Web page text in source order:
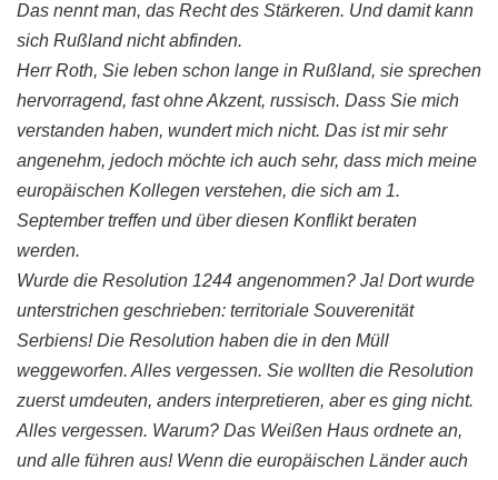
Das nennt man, das Recht des Stärkeren. Und damit kann
sich Rußland nicht abfinden.
HerrRoth, Sie leben schon lange in Rußland, sie sprechen
hervorragend, fast ohne Akzent, russisch. Dass Sie mich
verstanden haben, wundert mich nicht. Das ist mir sehr
angenehm, jedoch möchte ich auch sehr, dass mich meine
europäischen Kollegen verstehen, die sich am 1.
September treffen und über diesen Konflikt beraten
werden.
Wurde die Resolution 1244 angenommen? Ja! Dort wurde
unterstrichen geschrieben: territoriale Souverenität
Serbiens! Die Resolution haben die in den Müll
weggeworfen. Alles vergessen. Sie wollten die Resolution
zuerstumdeuten, anders interpretieren, aber es ging nicht.
Alles vergessen. Warum? Das Weißen Haus ordnete an,
und alle führen aus! Wenn die europäischen Länder auch